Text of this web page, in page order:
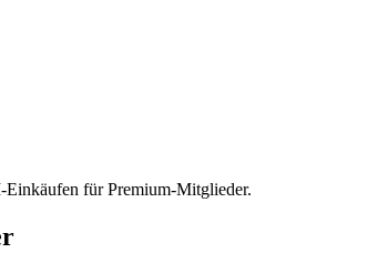
für Premium-Mitglieder.